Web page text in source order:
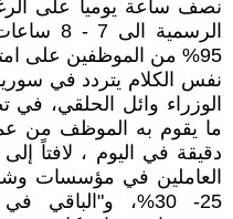
نصف ساعة يوميا على
95% من الموظفين على امتياز فى تقاريرهم السرية."
نفس الكلام يتردد في
الوزراء وائل الحلقي،
دقيقة في اليوم ، لافتاً
العاملين في مؤسسات
25- 30%،